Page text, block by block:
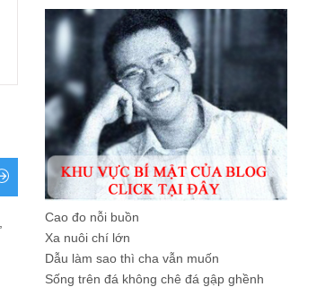
Cao đo nỗi buồn
Xa nuôi chí lớn
Dẫu làm sao thì cha vẫn muốn
Sống trên đá không chê đá gập ghềnh